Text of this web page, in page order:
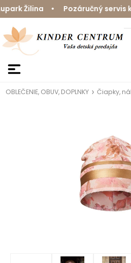
Žilina • Pozáručný
OBLEČENIE, OBUV, DOPLNKY Čiapky,